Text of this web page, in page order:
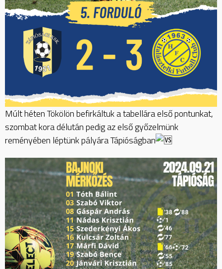
Múlt héten Tökölön befirkáltuk a tabellára első pontunkat,
szombat kora délután pedig az első győzelmünk
reményében léptünk pályára Tápióságban